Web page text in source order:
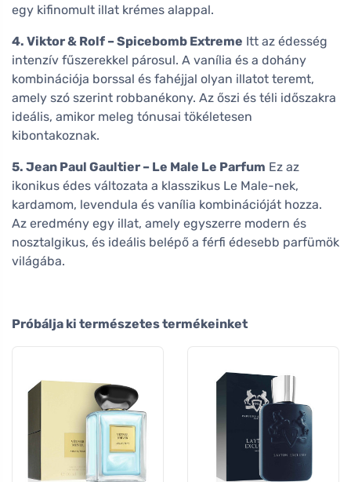
egy kifinomult illat krémes alappal.
4. Viktor & Rolf – Spicebomb Extreme Itt az édesség
intenzív fűszerekkel párosul. A vanília és a dohány
kombinációja borssal és fahéjjal olyan illatot teremt,
amely szó szerint robbanékony. Az őszi és téli időszakra
ideális, amikor meleg tónusai tökéletesen
kibontakoznak.
5. Jean Paul Gaultier – Le Male Le Parfum Ez az
ikonikus édes változata a klasszikus Le Male-nek,
kardamom, levendula és vanília kombinációját hozza.
Az eredmény egy illat, amely egyszerre modern és
nosztalgikus, és ideális belépő a férfi édesebb parfümök
világába.
Próbálja ki természetes termékeinket